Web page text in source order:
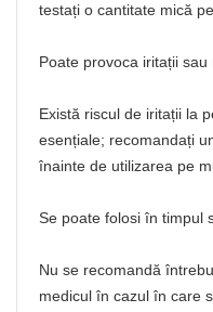
testați o cantitate mică
Poate provoca iritații
Există riscul de iritații la
esențiale; recomandați
înainte de utilizarea pe
Se poate folosi în timpul
Nu se recomandă
medicul în cazul în care